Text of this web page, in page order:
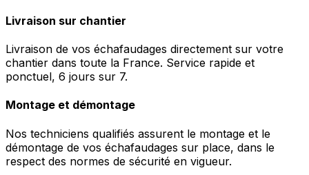
Livraison sur chantier
Livraison de vos échafaudages directement sur votre
chantier dans toute la France. Service rapide et
ponctuel, 6 jours sur 7.
Montage et démontage
Nos techniciens qualifiés assurent le montage et le
démontage de vos échafaudages sur place, dans le
respect des normes de sécurité en vigueur.